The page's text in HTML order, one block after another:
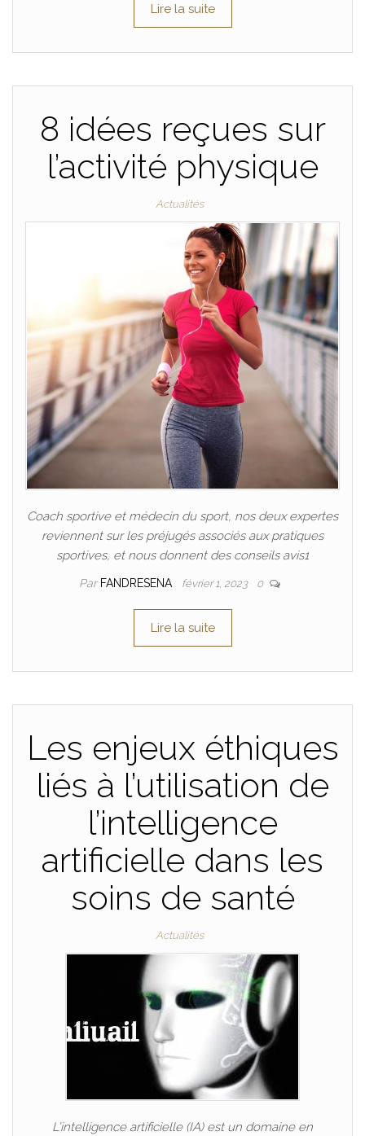
Lire la suite
8 idées reçues sur
l’activité physique
Actualités
Coach sportive et médecin du sport, nos deux expertes
reviennent sur les préjugés associés aux pratiques
sportives, et nous donnent des conseils avis1
Par FANDRESENA février 1, 2023 0
Lire la suite
Les enjeux éthiques
liés à l’utilisation de
l’intelligence
artificielle dans les
soins de santé
Actualités
L’intelligence artificielle (IA) est un domaine en